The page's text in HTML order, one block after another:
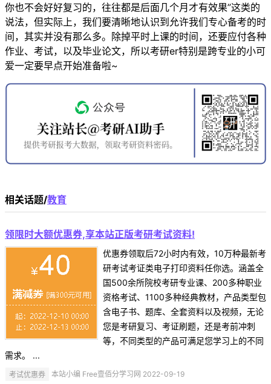
你也不会好好复习的，往往都是后面几个月才有效果”这类的
说法，但实际上，我们要清晰地认识到允许我们专心备考的时
间，其实并没有那么多。除掉平时上课的时间，还要应付各种
作业、考试，以及毕业论文，所以考研er特别是跨专业的小可
爱一定要早点开始准备啦~
相关话题/教育
领限时大额优惠券,享本站正版考研考试资料!
优惠券领取后72小时内有效，10万种最新考
研考试考证类电子打印资料任你选。涵盖全
国500余所院校考研专业课、200多种职业
资格考试、1100多种经典教材，产品类型包
含电子书、题库、全套资料以及视频，无论
您是考研复习、考证刷题，还是考前冲刺
等，不同类型的产品可满足您学习上的不同
需求。 ...
考试优惠券 本站小编 Free壹佰分学习网 2022-09-19